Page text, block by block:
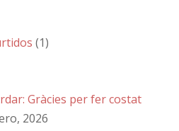
(1)
Gràcies per fer costat
2026